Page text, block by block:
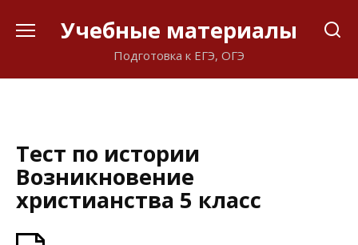
Учебные материалы
Подготовка к ЕГЭ, ОГЭ
Тест по истории
Возникновение
христианства 5 класс